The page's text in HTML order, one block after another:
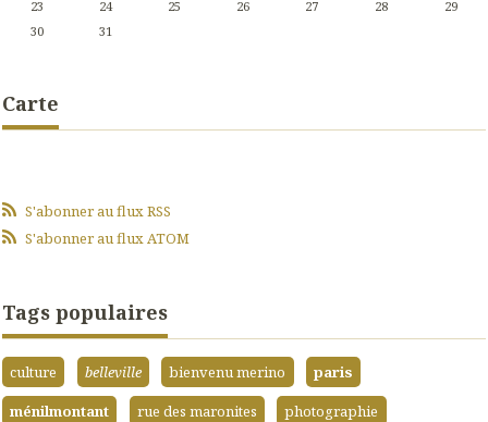
23
24 25 26 27 28
29
30
31
Carte
S'abonner au flux RSS
S'abonner au flux ATOM
Tags populaires
culture belleville bienvenu merino
paris
ménilmontant
rue des maronites
photographie